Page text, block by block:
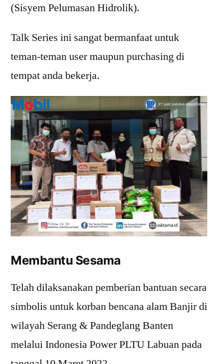
(Sisyem Pelumasan Hidrolik).
Talk Series ini sangat bermanfaat untuk
teman-teman user maupun purchasing di
tempat anda bekerja.
Membantu Sesama
Telah dilaksanakan pemberian bantuan secara
simbolis untuk korban bencana alam Banjir di
wilayah Serang & Pandeglang Banten
melalui Indonesia Power PLTU Labuan pada